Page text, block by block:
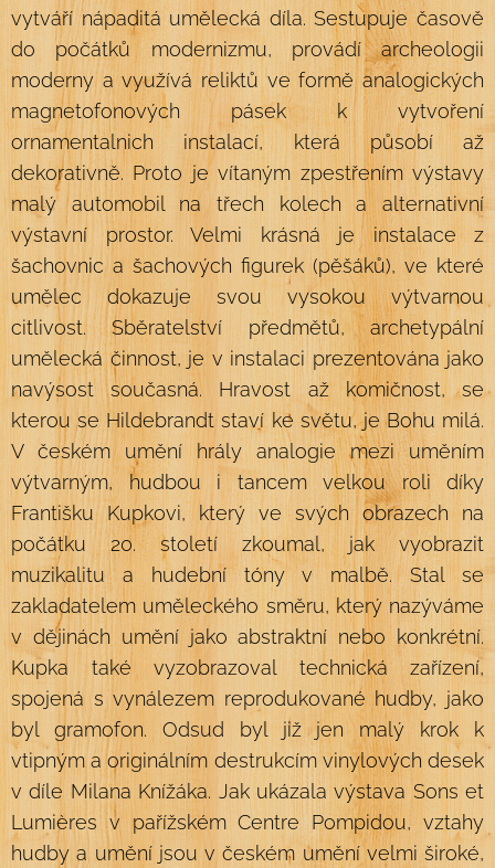
vytváří nápaditá umělecká díla. Sestupuje časově
do počátků modernizmu, provádí archeologii
moderny a využívá reliktů ve formě analogických
magnetofonových pásek k vytvoření
ornamentalnich instalací, která působí až
dekorativně. Proto je vítaným zpestřením výstavy
malý automobil na třech kolech a alternativní
výstavní prostor. Velmi krásná je instalace z
šachovnic a šachových figurek (pěšáků), ve které
umělec dokazuje svou vysokou výtvarnou
citlivost. Sběratelství předmětů, archetypální
umělecká činnost, je v instalaci prezentována jako
navýsost současná. Hravost až komičnost, se
kterou se Hildebrandt staví ke světu, je Bohu milá.
V českém umění hrály analogie mezi uměním
výtvarným, hudbou i tancem velkou roli díky
Františku Kupkovi, který ve svých obrazech na
počátku 20. století zkoumal, jak vyobrazit
muzikalitu a hudební tóny v malbě. Stal se
zakladatelem uměleckého směru, který nazýváme
v dějinách umění jako abstraktní nebo konkrétní.
Kupka také vyzobrazoval technická zařízení,
spojená s vynálezem reprodukované hudby, jako
byl gramofon. Odsud byl již jen malý krok k
vtipným a originálním destrukcím vinylových desek
v díle Milana Knížáka. Jak ukázala výstava Sons et
Lumières v pařížském Centre Pompidou, vztahy
hudby a umění jsou v českém umění velmi široké,